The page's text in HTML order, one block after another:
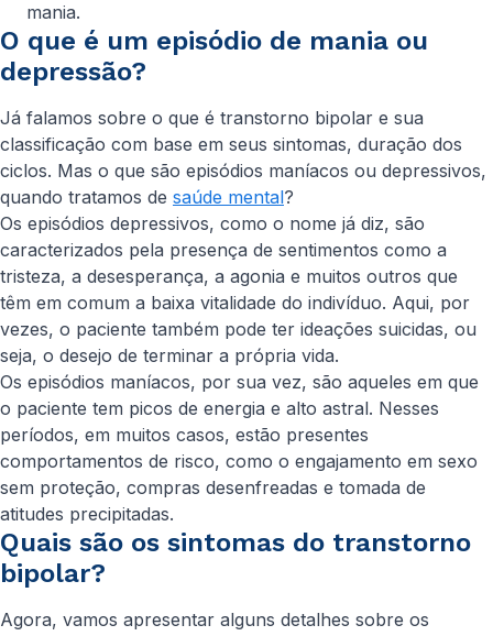
mania.
O que é um episódio de mania ou
depressão?
Já falamos sobre o que é transtorno bipolar e sua
classificação com base em seus sintomas, duração dos
ciclos. Mas o que são episódios maníacos ou depressivos,
quando tratamos de saúde mental?
Os episódios depressivos, como o nome já diz, são
caracterizados pela presença de sentimentos como a
tristeza, a desesperança, a agonia e muitos outros que
têm em comum a baixa vitalidade do indivíduo. Aqui, por
vezes, o paciente também pode ter ideações suicidas, ou
seja, o desejo de terminar a própria vida.
Os episódios maníacos, por sua vez, são aqueles em que
o paciente tem picos de energia e alto astral. Nesses
períodos, em muitos casos, estão presentes
comportamentos de risco, como o engajamento em sexo
sem proteção, compras desenfreadas e tomada de
atitudes precipitadas.
Quais são os sintomas do transtorno
bipolar?
Agora, vamos apresentar alguns detalhes sobre os